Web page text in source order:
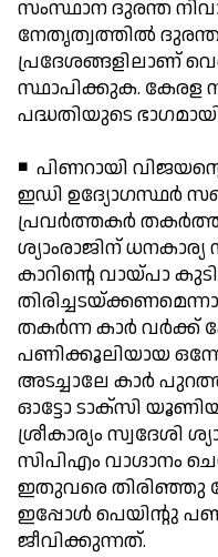
സംസ്ഥാന ദുരന്ത
നേതൃത്വത്തില്‍
പ്രദേശങ്ങളിലാണ്
സ്ഥാപിക്കുക. കേരള
പദ്ധതിയുടെ
◾ പിണറായി
ഇഡി ഉദ്യോഗസ്ഥര്‍
പ്രവര്‍ത്തകര്‍
ശ്യാംരാജിന്
കാറിന്റെ വായ്പാ
തകര്‍ന്ന കാര്‍ വര്‍ക്ക്
പണിക്കൂലിയായ
അടച്ചാലേ കാര്‍
ഓട്ടോ ടാക്സി
ശ്രീകാര്യം സ്വദേശി
സിപിഎം വാഗ്ദാനം
ഇതുവരെ തിരിഞ്ഞു
ഇപ്പോള്‍ പെയിന്റു
ജീവിക്കുന്നത്.